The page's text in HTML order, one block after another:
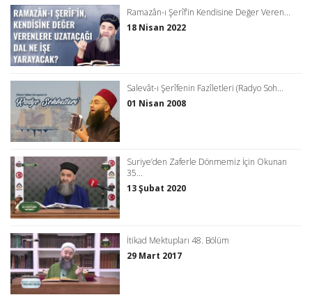
Ramazân-ı Şerîf’in Kendisine Değer Veren...
18 Nisan 2022
Salevât-ı Şerîfenin Fazîletleri (Radyo Soh...
01 Nisan 2008
Suriye’den Zaferle Dönmemiz İçin Okunan
35...
13 Şubat 2020
İtikad Mektupları 48. Bölüm
29 Mart 2017